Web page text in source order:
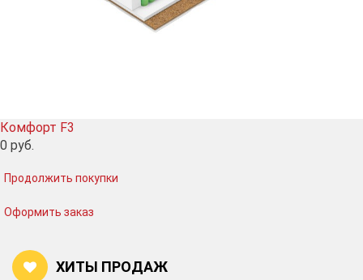
Комфорт F3
0 руб.
Продолжить покупки
Оформить заказ
ХИТЫ ПРОДАЖ